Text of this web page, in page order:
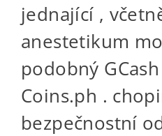
jednající ,
anestetikum
podobný
Coins.ph .
bezpečnostní